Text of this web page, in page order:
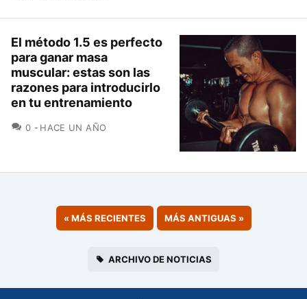
El método 1.5 es perfecto
para ganar masa
muscular: estas son las
razones para introducirlo
en tu entrenamiento
0 COMENTARIOS
HACE UN AÑO
«MÁS RECIENTES MÁS ANTIGUAS »
ARCHIVO DE NOTICIAS